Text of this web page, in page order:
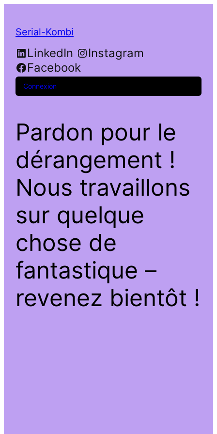
Serial-Kombi
LinkedIn
Instagram
Facebook
Connexion
Pardon pour le
dérangement !
Nous travaillons
sur quelque
chose de
fantastique –
revenez bientôt !